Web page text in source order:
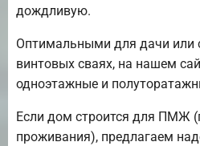
дождливую.
Оптимальными для дачи или
винтовых сваях, на нашем
одноэтажные и
Если дом строится для ПМЖ
проживания), предлагаем